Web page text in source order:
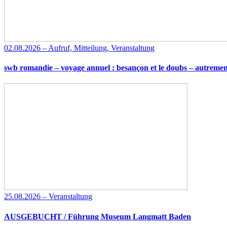
02.08.2026 – Aufruf, Mitteilung, Veranstaltung
swb romandie – voyage annuel : besançon et le doubs –
25.08.2026 – Veranstaltung
AUSGEBUCHT / Führung Museum Langmatt Baden